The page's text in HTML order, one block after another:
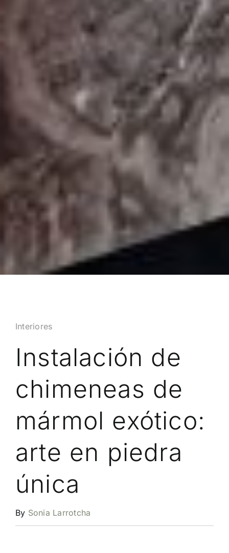
Interiores
Instalación de
chimeneas de
mármol exótico:
arte en piedra
única
By Sonia Larrotcha